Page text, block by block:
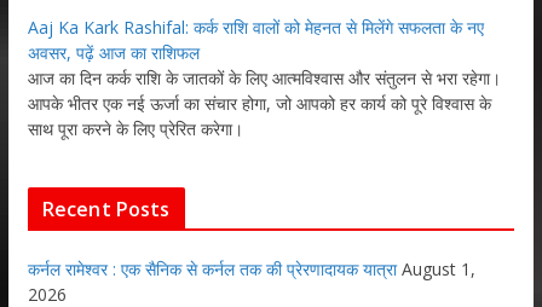
Aaj Ka Kark Rashifal: कर्क राशि वालों को मेहनत से मिलेंगे सफलता के नए
अवसर, पढ़ें आज का राशिफल
आज का दिन कर्क राशि के जातकों के लिए आत्मविश्वास और संतुलन से भरा रहेगा।
आपके भीतर एक नई ऊर्जा का संचार होगा, जो आपको हर कार्य को पूरे विश्वास के
साथ पूरा करने के लिए प्रेरित करेगा।
Recent Posts
कर्नल रामेश्वर : एक सैनिक से कर्नल तक की प्रेरणादायक यात्रा August 1,
2026